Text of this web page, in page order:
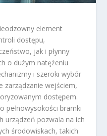
element
dostępu,
jak i płynny
o dużym natężeniu
i szeroki wybór
zarządzanie wejściem,
dostępem.
pełnowysokości bramki
pozwala na ich
środowiskach, takich